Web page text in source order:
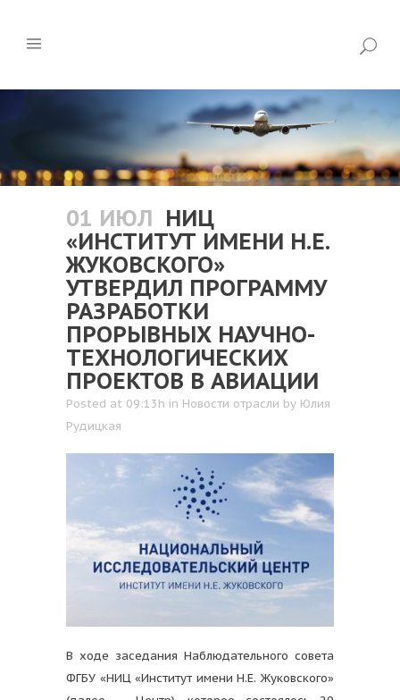
01 ИЮЛ НИЦ
«ИНСТИТУТ ИМЕНИ Н.Е.
ЖУКОВСКОГО»
УТВЕРДИЛ ПРОГРАММУ
РАЗРАБОТКИ
ПРОРЫВНЫХ НАУЧНО-
ТЕХНОЛОГИЧЕСКИХ
ПРОЕКТОВ В АВИАЦИИ
Posted at 09:13h in Новости отрасли by Юлия
Рудицкая
В ходе заседания Наблюдательного совета
ФГБУ «НИЦ «Институт имени Н.Е. Жуковского»